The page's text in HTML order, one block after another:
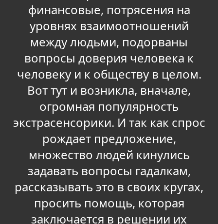
финансовые, потрясения на
уровнях взаимоотношений
между людьми, подорваны
вопросы доверия человека к
человеку и к обществу в целом.
Вот тут и возникла, вначале,
огромная популярность
экстрасенсорики. И так как спрос
рождает предложение,
множество людей кинулись
задавать вопросы гадалкам,
рассказывать это в своих кругах,
просить помощь, которая
заключается в решении их